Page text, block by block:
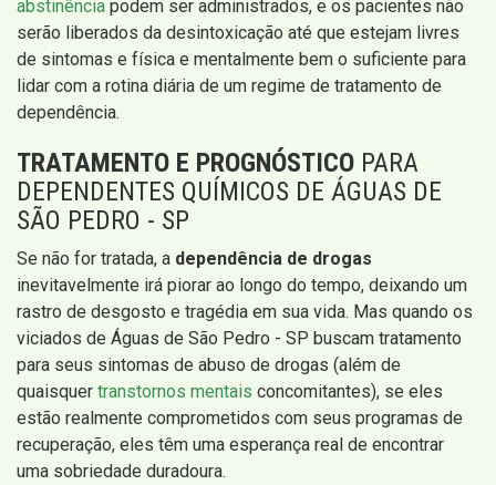
abstinência podem ser administrados, e os pacientes não
serão liberados da desintoxicação até que estejam livres
de sintomas e física e mentalmente bem o suficiente para
lidar com a rotina diária de um regime de tratamento de
dependência.
TRATAMENTO E PROGNÓSTICO PARA
DEPENDENTES QUÍMICOS DE ÁGUAS DE
SÃO PEDRO - SP
Se não for tratada, a dependência de drogas
inevitavelmente irá piorar ao longo do tempo, deixando um
rastro de desgosto e tragédia em sua vida. Mas quando os
viciados de Águas de São Pedro - SP buscam tratamento
para seus sintomas de abuso de drogas (além de
quaisquer transtornos mentais concomitantes), se eles
estão realmente comprometidos com seus programas de
recuperação, eles têm uma esperança real de encontrar
uma sobriedade duradoura.